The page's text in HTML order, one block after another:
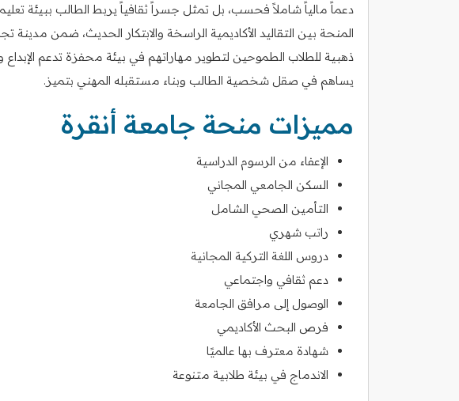
دعماً مالياً شاملاً فحسب، بل تمثل جسراً ثقافياً يربط الطالب ببيئة
المنحة بين التقاليد الأكاديمية الراسخة والابتكار الحديث، ضمن مدينة
ذهبية للطلاب الطموحين لتطوير مهاراتهم في بيئة محفزة تدعم الإبداع
يساهم في صقل شخصية الطالب وبناء مستقبله المهني بتميز.
مميزات منحة جامعة أنقرة
الإعفاء من الرسوم الدراسية
السكن الجامعي المجاني
التأمين الصحي الشامل
راتب شهري
دروس اللغة التركية المجانية
دعم ثقافي واجتماعي
الوصول إلى مرافق الجامعة
فرص البحث الأكاديمي
شهادة معترف بها عالميًا
الاندماج في بيئة طلابية متنوعة